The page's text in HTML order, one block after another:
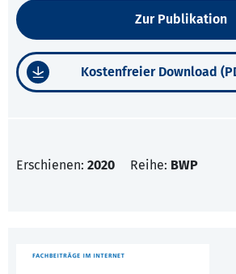
Zur Publikation
Kostenfreier Download
Erschienen: 2020 Reihe: BWP